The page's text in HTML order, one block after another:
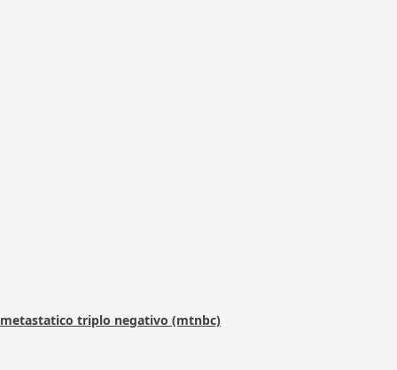
triplo negativo (mtnbc)